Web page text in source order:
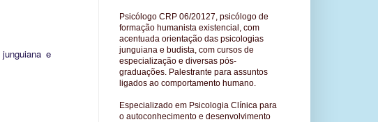
e
Psicólogo CRP 06/20127, psicólogo de
formação humanista existencial, com
acentuada orientação das psicologias
junguiana e budista, com cursos de
especialização e diversas pós-
graduações. Palestrante para assuntos
ligados ao comportamento humano.
Especializado em Psicologia Clínicapara
o autoconhecimento e desenvolvimento